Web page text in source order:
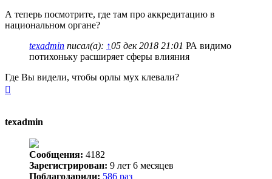
А теперь посмотрите, где там про аккредитацию в
национальном органе?
texadmin писал(а): ↑05 дек 2018 21:01 РА видимо
потихоньку расширяет сферы влияния
Где Вы видели, чтобы орлы мух клевали?
texadmin
Сообщения: 4182
Зарегистрирован: 9 лет 6 месяцев
Поблагодарили: 586 раз